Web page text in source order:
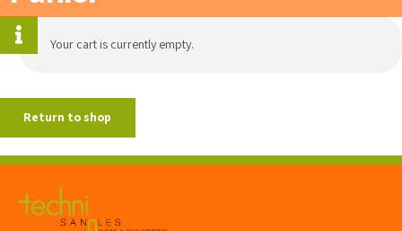
Your cart is currently empty.
Return to shop